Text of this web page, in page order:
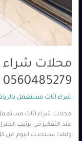
محلات شراء
0560485279 – شركة ابو العز
شراء اثاث مستعمل
محلات شراء اثاث مستعمل
عند التفكير في ترتيب
ولهذا سنتحدث اليوم عن